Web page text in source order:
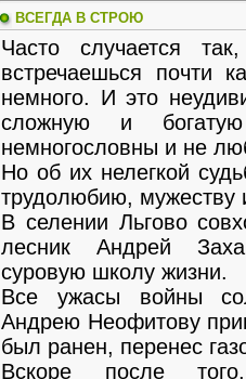
ВСЕГДА В СТРОЮ
Часто случается
встречаешься почти
немного. И это
сложную и
немногословны и не
Но об их нелегкой
трудолюбию, мужеству
В селении Льгово
лесник Андрей
суровую школу жизни.
Все ужасы войны
Андрею Неофитову
был ранен, перенес
Вскоре после